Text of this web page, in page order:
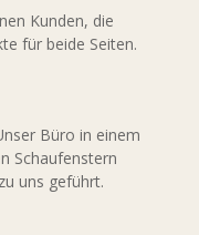
Kunden, die
für beide Seiten.
Büro in einem
Schaufenstern
uns geführt.